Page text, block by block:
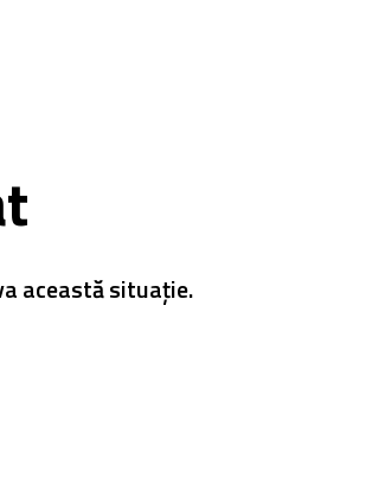
această situație.